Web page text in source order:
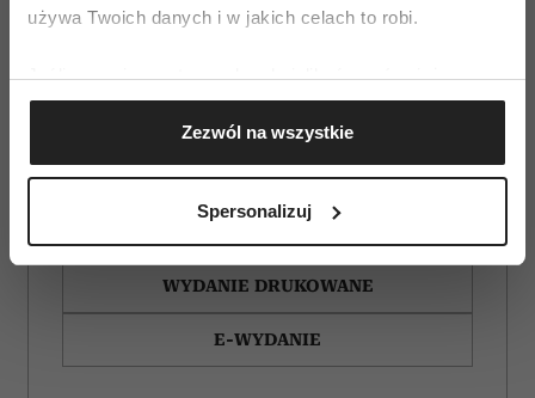
używa Twoich danych i w jakich celach to robi.
Jeśli wyrazisz na to zgodę, chcielibyśmy również:
Gromadzić dane dotyczące Twojej lokalizacji
geograficznej z dokładnością nawet do kilku metrów
Identyfikować Twoje urządzenie, aktywnie
(fingerprinting, czyli wirtualny odcisk palca)
dane są przetwarzane oraz ustaw własne preferencje w
sekcji szczegółów. W Deklaracji plików cookie możesz
zmienić lub wycofać swoją zgodę w dowolnej chwili.
Zezwól na wszystkie
Spersonalizuj
ZAMÓW
WYDANIE DRUKOWANE
E-WYDANIE